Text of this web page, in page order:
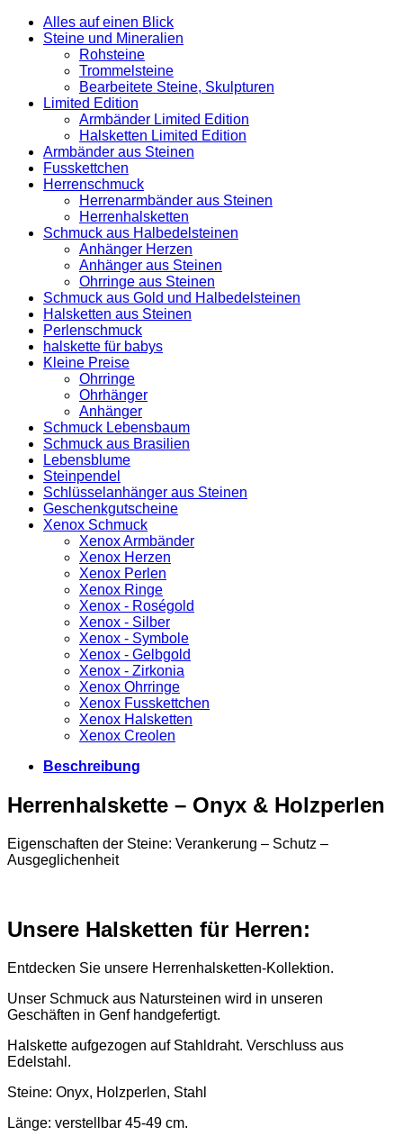
Alles auf einen Blick
Steine und Mineralien
Rohsteine
Trommelsteine
Bearbeitete Steine, Skulpturen
Limited Edition
Armbänder Limited Edition
Halsketten Limited Edition
Armbänder aus Steinen
Fusskettchen
Herrenschmuck
Herrenarmbänder aus Steinen
Herrenhalsketten
Schmuck aus Halbedelsteinen
Anhänger Herzen
Anhänger aus Steinen
Ohrringe aus Steinen
Schmuck aus Gold und Halbedelsteinen
Halsketten aus Steinen
Perlenschmuck
halskette für babys
Kleine Preise
Ohrringe
Ohrhänger
Anhänger
Schmuck Lebensbaum
Schmuck aus Brasilien
Lebensblume
Steinpendel
Schlüsselanhänger aus Steinen
Geschenkgutscheine
Xenox Schmuck
Xenox Armbänder
Xenox Herzen
Xenox Perlen
Xenox Ringe
Xenox - Roségold
Xenox - Silber
Xenox - Symbole
Xenox - Gelbgold
Xenox - Zirkonia
Xenox Ohrringe
Xenox Fusskettchen
Xenox Halsketten
Xenox Creolen
Beschreibung
Herrenhalskette – Onyx & Holzperlen
Eigenschaften der Steine: Verankerung – Schutz –
Ausgeglichenheit
Unsere Halsketten für Herren:
Entdecken Sie unsere Herrenhalsketten-Kollektion.
Unser Schmuck aus Natursteinen wird in unseren
Geschäften in Genf handgefertigt.
Halskette aufgezogen auf Stahldraht. Verschluss aus
Edelstahl.
Steine: Onyx, Holzperlen, Stahl
Länge: verstellbar 45-49 cm.